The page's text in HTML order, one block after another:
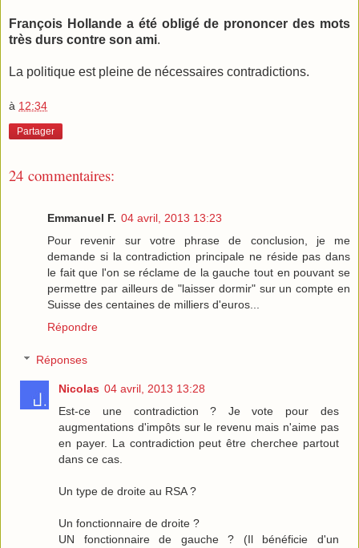
François Hollande a été obligé de prononcer des mots
très durs contre son ami.
La politique est pleine de nécessaires contradictions.
à 12:34
Partager
24 commentaires:
Emmanuel F. 04 avril, 2013 13:23
Pour revenir sur votre phrase de conclusion, je me
demande si la contradiction principale ne réside pas dans
le fait que l'on se réclame de la gauche tout en pouvant se
permettre par ailleurs de "laisser dormir" sur un compte en
Suisse des centaines de milliers d'euros...
Répondre
Réponses
Nicolas 04 avril, 2013 13:28
Est-ce une contradiction ? Je vote pour des
augmentations d'impôts sur le revenu mais n'aime pas
en payer. La contradiction peut être cherchee partout
dans ce cas.
Un type de droite au RSA ?
Un fonctionnaire de droite ?
UN fonctionnaire de gauche ? (Il bénéficie d'un